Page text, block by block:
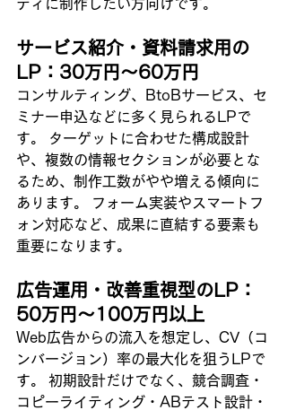
ディに制作したい方向けです。
サービス紹介・資料請求用の
LP：30万円〜60万円
コンサルティング、BtoBサービス、セ
ミナー申込などに多く見られるLPで
す。 ターゲットに合わせた構成設計
や、複数の情報セクションが必要とな
るため、制作工数がやや増える傾向に
あります。 フォーム実装やスマートフ
ォン対応など、成果に直結する要素も
重要になります。
広告運用・改善重視型のLP：
50万円〜100万円以上
Web広告からの流入を想定し、CV（コ
ンバージョン）率の最大化を狙うLPで
す。 初期設計だけでなく、競合調査・
コピーライティング・ABテスト設計・